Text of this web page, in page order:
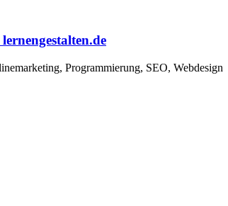
Programmierung, SEO, Webdesign